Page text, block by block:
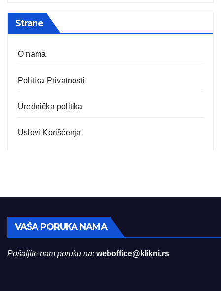
Strane
O nama
Politika Privatnosti
Urednička politika
Uslovi Korišćenja
VAŠA PORUKA NAMA
Pošaljite nam poruku na: weboffice@klikni.rs